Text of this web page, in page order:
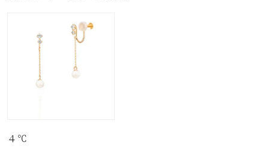
４℃